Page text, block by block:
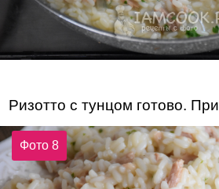
Ризотто с тунцом готово.
Фото 8